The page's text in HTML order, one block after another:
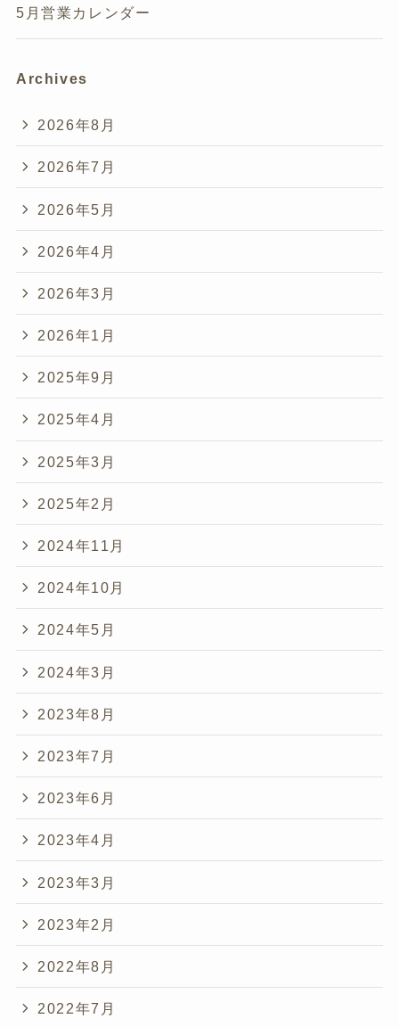
5月営業カレンダー
Archives
2026年8月
2026年7月
2026年5月
2026年4月
2026年3月
2026年1月
2025年9月
2025年4月
2025年3月
2025年2月
2024年11月
2024年10月
2024年5月
2024年3月
2023年8月
2023年7月
2023年6月
2023年4月
2023年3月
2023年2月
2022年8月
2022年7月